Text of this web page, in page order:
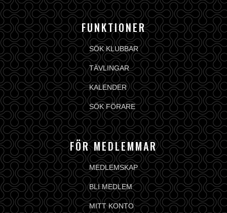
FUNKTIONER
SÖK KLUBBAR
TÄVLINGAR
KALENDER
SÖK FÖRARE
FÖR MEDLEMMAR
MEDLEMSKAP
BLI MEDLEM
MITT KONTO